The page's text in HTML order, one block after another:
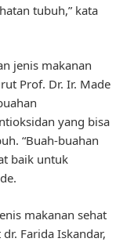
tubuh,” kata
jenis makanan
Prof. Dr. Ir. Made
yang bisa
“Buah-buahan
baik untuk
makanan sehat
Farida Iskandar,